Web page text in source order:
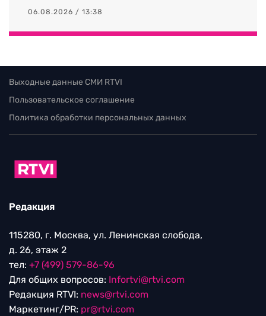
06.08.2026 / 13:38
Выходные данные СМИ RTVI
Пользовательское соглашение
Политика обработки персональных данных
Редакция
115280, г. Москва, ул. Ленинская слобода,
д. 26, этаж 2
тел: +7 (499) 579-86-96
Для общих вопросов: Infortvi@rtvi.com
Редакция RTVI: news@rtvi.com
Маркетинг/PR: pr@rtvi.com